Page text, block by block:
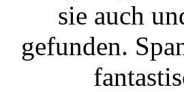
sie auch
gefunden.